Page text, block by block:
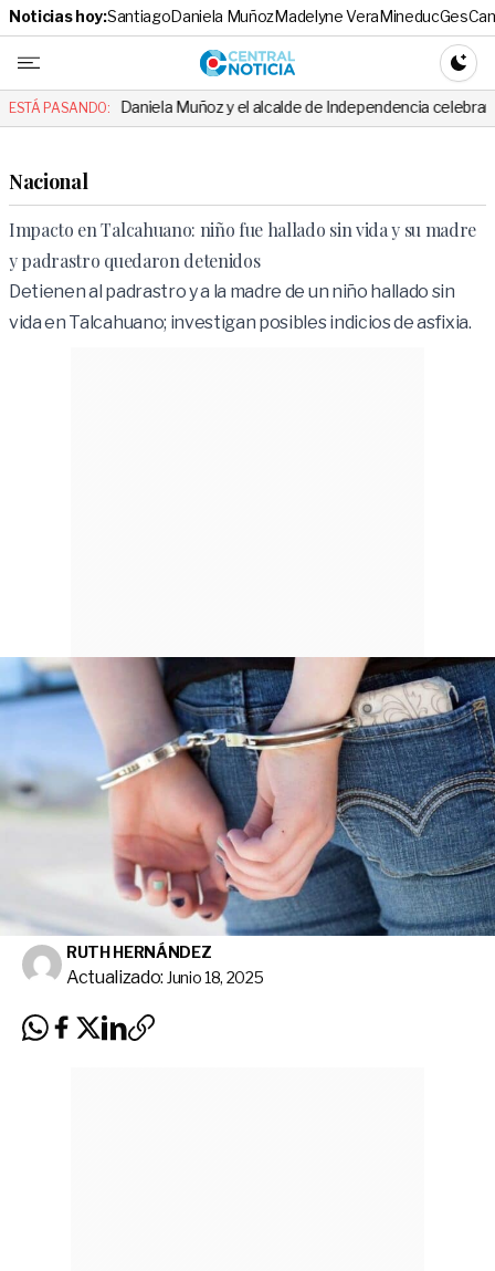
Noticias hoy:SantiagoDaniela MuñozMadelyne VeraMineducGes
Central
ESTÁ PASANDO:
Daniela Muñoz y el alcalde de Independencia celebraron hito: el
Nacional
Impacto en Talcahuano: niño fue hallado sin vida y su madre
y padrastro quedaron detenidos
Detienen al padrastro y a la madre de un niño hallado sin
vida en Talcahuano; investigan posibles indicios de asfixia.
RUTH HERNÁNDEZ
Actualizado: Junio 18, 2025